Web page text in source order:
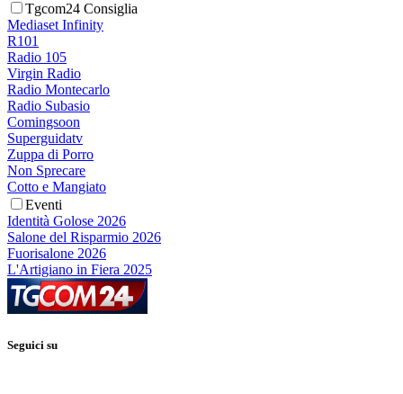
Tgcom24 Consiglia
Mediaset Infinity
R101
Radio 105
Virgin Radio
Radio Montecarlo
Radio Subasio
Comingsoon
Superguidatv
Zuppa di Porro
Non Sprecare
Cotto e Mangiato
Eventi
Identità Golose 2026
Salone del Risparmio 2026
Fuorisalone 2026
L'Artigiano in Fiera 2025
Seguici su